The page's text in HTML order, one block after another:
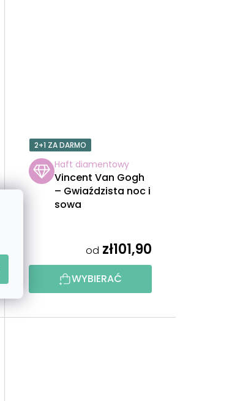
2+1 ZA DARMO
Haft diamentowy
Vincent Van Gogh
– Gwiaździsta noc i
sowa
od zł101,90
WYBIERAĆ